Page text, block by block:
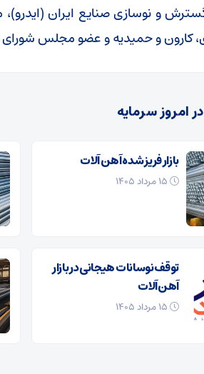
و نوسازی صنایع ایران
کارون و حمیدیه و عضو مجلس
امروز سرمایه
بازار فریز شده آهن آلات
توقف نوسانات هیجانی در بازار
آهن‌آلات